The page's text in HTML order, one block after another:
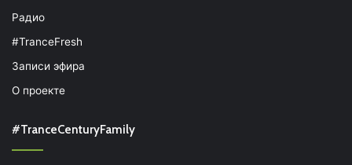
Радио
#TranceFresh
Записи эфира
О проекте
#TranceCenturyFamily